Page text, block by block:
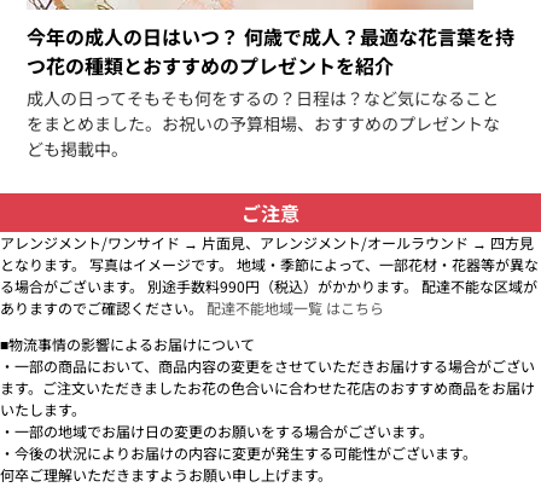
今年の成人の日はいつ？ 何歳で成人？最適な花言葉を持
つ花の種類とおすすめのプレゼントを紹介
成人の日ってそもそも何をするの？日程は？など気になること
をまとめました。お祝いの予算相場、おすすめのプレゼントな
ども掲載中。
ご注意
アレンジメント/ワンサイド → 片面見、アレンジメント/オールラウンド → 四方見
となります。 写真はイメージです。 地域・季節によって、一部花材・花器等が異な
る場合がございます。 別途手数料990円（税込）がかかります。 配達不能な区域が
ありますのでご確認ください。 配達不能地域一覧 はこちら
■物流事情の影響によるお届けについて
・一部の商品において、商品内容の変更をさせていただきお届けする場合がござい
ます。ご注文いただきましたお花の色合いに合わせた花店のおすすめ商品をお届け
いたします。
・一部の地域でお届け日の変更のお願いをする場合がございます。
・今後の状況によりお届けの内容に変更が発生する可能性がございます。
何卒ご理解いただきますようお願い申し上げます。